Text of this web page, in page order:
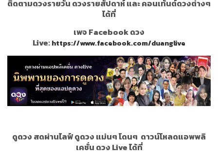
ติดตามดวงรายวัน ดวงรายสัปดาห์ และ คอนเท้นต์ดวงต่างๆ
ได้ที่
เพจ Facebook ดวง
Live:https://www.facebook.com/duanglive
ดูดวง สดผ่านไลฟ์ ดูดวง แม่นๆ โดนๆ ดาวน์โหลดแอพพลิ
เคชั่น ดวง Live ได้ที่